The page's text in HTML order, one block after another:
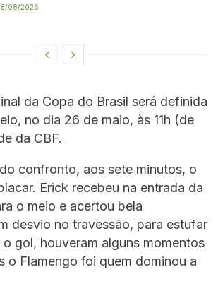
08/2026
da Copa do Brasil será definida
no dia 26 de maio, às 11h (de
da CBF.
confronto, aos sete minutos, o
Erick recebeu na entrada da
o meio e acertou bela
desvio no travessão, para estufar
gol, houveram alguns momentos
o Flamengo foi quem dominou a